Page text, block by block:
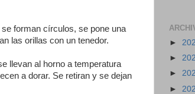
forman círculos, se pone una
las orillas con un tenedor.
llevan al horno a temperatura
a dorar. Se retiran y se dejan
►
►
►
►